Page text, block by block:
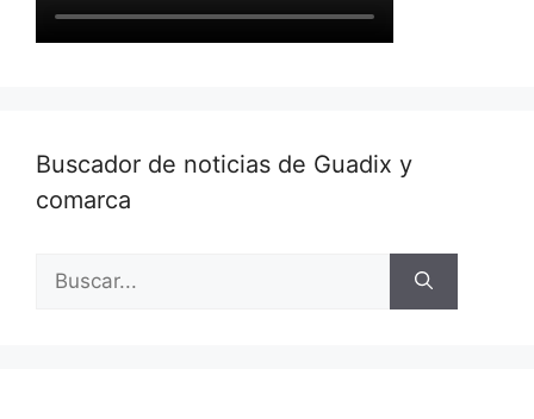
Buscador de noticias de Guadix y
comarca
Buscar: